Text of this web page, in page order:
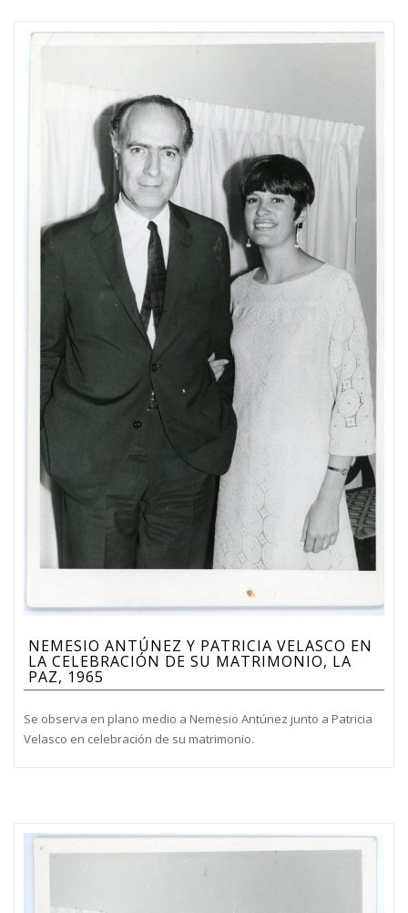
NEMESIO ANTÚNEZ Y PATRICIA VELASCO EN
LA CELEBRACIÓN DE SU MATRIMONIO, LA
PAZ, 1965
Se observa en plano medio a Nemesio Antúnez junto a Patricia
Velasco en celebración de su matrimonio.